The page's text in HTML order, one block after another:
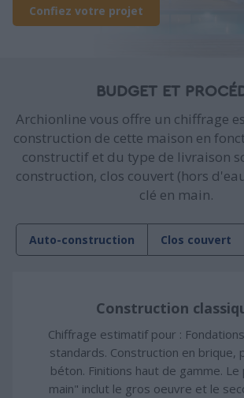
Confiez votre projet
BUDGET ET
Archionline vous offre un chiffrage
construction de cette maison en
constructif et du type de livraison
construction, clos couvert (hors
clé en main.
Auto-construction Clos couvert
Construction
Chiffrage estimatif pour :
standards. Construction en brique,
béton. Finitions haut de gamme. Le
main" inclut le gros oeuvre et le